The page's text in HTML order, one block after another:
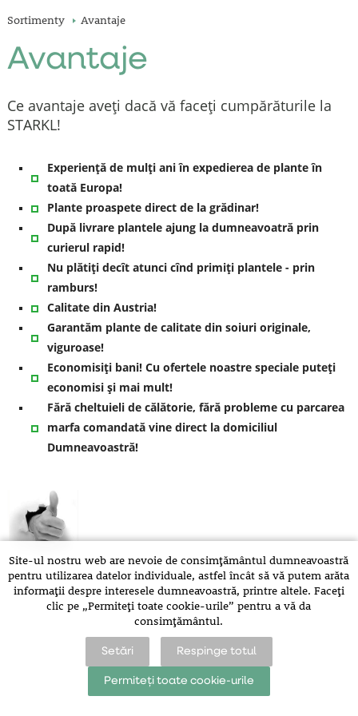
Sortimenty Avantaje
Avantaje
Ce avantaje aveţi dacă vă faceţi cumpărăturile la
STARKL!
Experienţă de mulţi ani în expedierea de plante în
toată Europa!
Plante proaspete direct de la grădinar!
După livrare plantele ajung la dumneavoatră prin
curierul rapid!
Nu plătiţi decît atunci cînd primiţi plantele - prin
ramburs!
Calitate din Austria!
Garantăm plante de calitate din soiuri originale,
viguroase!
Economisiţi bani! Cu ofertele noastre speciale puteţi
economisi şi mai mult!
Fără cheltuieli de călătorie, fără probleme cu parcarea
marfa comandată vine direct la domiciliul
Dumneavoastră!
Site-ul nostru web are nevoie de consimțământul dumneavoastră
pentru utilizarea datelor individuale, astfel încât să vă putem arăta
informații despre interesele dumneavoastră, printre altele. Faceți
clic pe „Permiteți toate cookie-urile” pentru a vă da
consimțământul.
Setări Respinge totul
Permiteți toate cookie-urile